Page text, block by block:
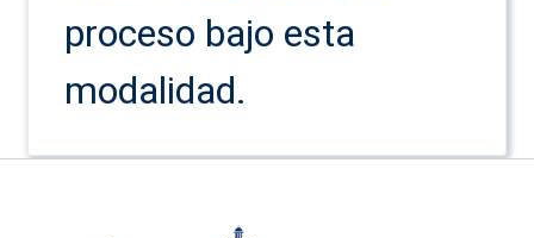
proceso bajo esta
modalidad.